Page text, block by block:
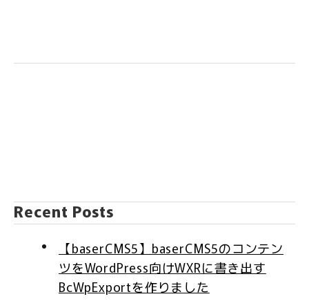
Recent Posts
【baserCMS5】baserCMS5のコンテン
ツをWordPress向けWXRに書き出す
BcWpExportを作りました